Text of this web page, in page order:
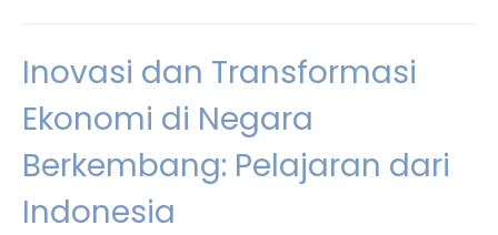
Inovasi dan Transformasi
Ekonomi di Negara
Berkembang: Pelajaran dari
Indonesia